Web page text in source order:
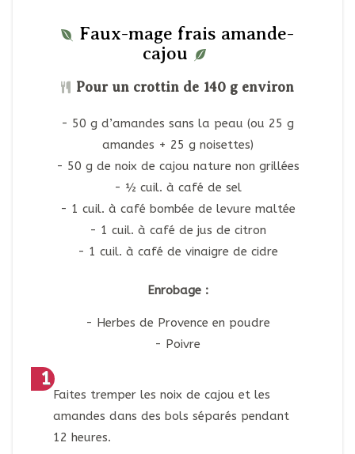
Faux-mage frais amande-
cajou
Pour un crottin de 140 g environ
50 g d’amandes sans la peau (ou 25 g
amandes + 25 g noisettes)
50 g de noix de cajou nature non grillées
½ cuil. à café de sel
1 cuil. à café bombée de levure maltée
1 cuil. à café de jus de citron
1 cuil. à café de vinaigre de cidre
Enrobage :
Herbes de Provence en poudre
Poivre
Faites tremper les noix de cajou et les
amandes dans des bols séparés pendant
12 heures.